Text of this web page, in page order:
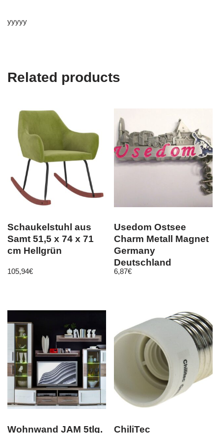
yyyyy
Related products
Schaukelstuhl aus
Samt 51,5 x 74 x 71
cm Hellgrün
105,94€
Usedom Ostsee
Charm Metall Magnet
Germany
Deutschland
Souvenir
6,87€
Wohnwand JAM 5tlg. ChiliTec